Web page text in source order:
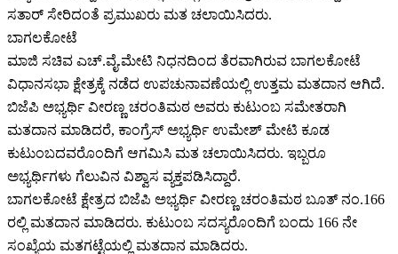
ಸತಾರ್‌ ಸೇರಿದಂತೆ ಪ್ರಮುಖರು ಮತ ಚಲಾಯಿಸಿದರು.
ಬಾಗಲಕೋಟೆ
ಮಾಜಿ ಸಚಿವ ಎಚ್‌.ವೈ.ಮೇಟಿ ನಿಧನದಿಂದ ತೆರವಾಗಿರುವ ಬಾಗಲಕೋಟೆ
ವಿಧಾನಸಭಾ ಕ್ಷೇತ್ರಕ್ಕೆ ನಡೆದ ಉಪಚುನಾವಣೆಯಲ್ಲಿ ಉತ್ತಮ ಮತದಾನ ಆಗಿದೆ.
ಬಿಜೆಪಿ ಅಭ್ಯರ್ಥಿ ವೀರಣ್ಣ ಚರಂತಿಮಠ ಅವರು ಕುಟುಂಬ ಸಮೇತರಾಗಿ
ಮತದಾನ ಮಾಡಿದರೆ, ಕಾಂಗ್ರೆಸ್‌‍ ಅಭ್ಯರ್ಥಿ ಉಮೇಶ್‌ ಮೇಟಿ ಕೂಡ
ಕುಟುಂಬದವರೊಂದಿಗೆ ಆಗಮಿಸಿ ಮತ ಚಲಾಯಿಸಿದರು. ಇಬ್ಬರೂ
ಅಭ್ಯರ್ಥಿಗಳು ಗೆಲುವಿನ ವಿಶ್ವಾಸ ವ್ಯಕ್ತಪಡಿಸಿದ್ದಾರೆ.
ಬಾಗಲಕೋಟೆ ಕ್ಷೇತ್ರದ ಬಿಜೆಪಿ ಅಭ್ಯರ್ಥಿ ವೀರಣ್ಣ ಚರಂತಿಮಠ ಬೂತ್‌ ನಂ.166
ರಲ್ಲಿ ಮತದಾನ ಮಾಡಿದರು. ಕುಟುಂಬ ಸದಸ್ಯರೊಂದಿಗೆ ಬಂದು 166 ನೇ
ಸಂಖ್ಯೆಯ ಮತಗಟ್ಟೆಯಲ್ಲಿ ಮತದಾನ ಮಾಡಿದರು.